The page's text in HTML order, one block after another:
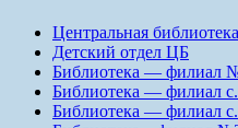
Центральная библиотека
Детский отдел ЦБ
Библиотека — филиал
Библиотека — филиал
Библиотека — филиал